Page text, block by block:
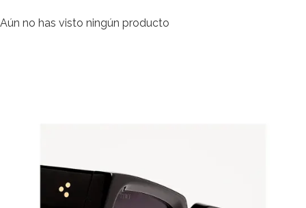
Aún no has visto ningún producto